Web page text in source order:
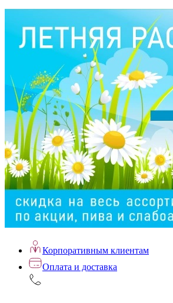
Корпоративным клиентам
Оплата и доставка